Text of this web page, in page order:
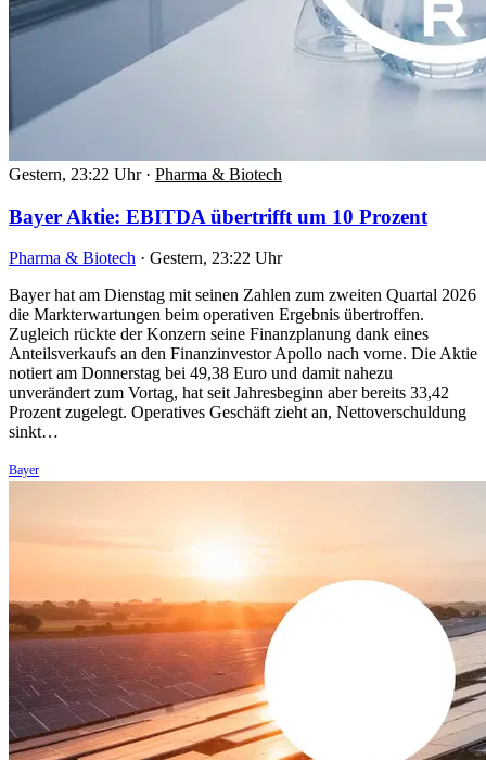
Gestern, 23:22 Uhr · Pharma & Biotech
Bayer Aktie: EBITDA übertrifft um 10 Prozent
Pharma & Biotech · Gestern, 23:22 Uhr
Bayer hat am Dienstag mit seinen Zahlen zum zweiten Quartal 2026
die Markterwartungen beim operativen Ergebnis übertroffen.
Zugleich rückte der Konzern seine Finanzplanung dank eines
Anteilsverkaufs an den Finanzinvestor Apollo nach vorne. Die Aktie
notiert am Donnerstag bei 49,38 Euro und damit nahezu
unverändert zum Vortag, hat seit Jahresbeginn aber bereits 33,42
Prozent zugelegt. Operatives Geschäft zieht an, Nettoverschuldung
sinkt…
Bayer